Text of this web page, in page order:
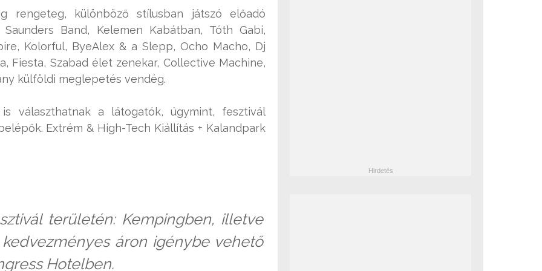
rengeteg, különböző stílusban játszó előadó
Band, Kelemen Kabátban, Tóth Gabi,
Kolorful, ByeAlex & a Slepp, Ocho Macho, Dj
Fiesta, Szabad élet zenekar, Collective Machine,
külföldi meglepetés vendég.
választhatnak a látogatók, úgymint, fesztivál
Extrém & High-Tech Kiállítás + Kalandpark
területén: Kempingben, illetve
áron igénybe vehető
Hotelben.